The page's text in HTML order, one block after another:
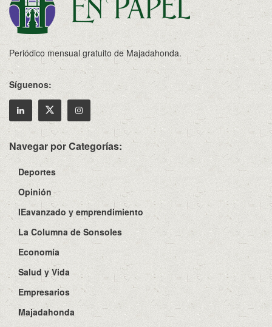
Periódico mensual gratuito de Majadahonda.
Síguenos:
Navegar por Categorías:
Deportes
Opinión
IEavanzado y emprendimiento
La Columna de Sonsoles
Economía
Salud y Vida
Empresarios
Majadahonda